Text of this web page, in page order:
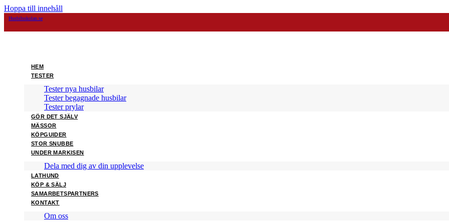
Hoppa till innehåll
Husbilsskolan.se
HEM
TESTER
Tester nya husbilar
Tester begagnade husbilar
Tester prylar
GÖR DET SJÄLV
MÄSSOR
KÖPGUIDER
STOR SNUBBE
UNDER MARKISEN
Dela med dig av din upplevelse
LATHUND
KÖP & SÄLJ
SAMARBETSPARTNERS
KONTAKT
Om oss